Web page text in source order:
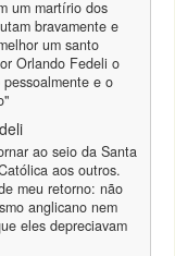
um martírio dos
bravamente e
um santo
Orlando Fedeli o
e o
ao seio da Santa
aos outros.
meu retorno: não
anglicano nem
eles depreciavam